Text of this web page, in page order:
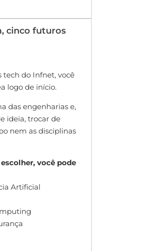
cinco futuros
tech do Infnet, você
logo de início.
das engenharias e,
ideia, trocar de
nem as disciplinas
você pode
Artificial